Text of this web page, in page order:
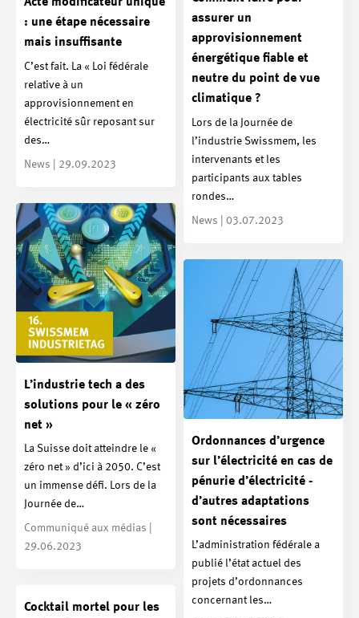
: une étape nécessaire
mais insuffisante
C’est fait. La « Loi fédérale
relative à un
approvisionnement en
électricité sûr reposant sur
des…
News | 29.09.2023
assurer un
approvisionnement
énergétique fiable et
neutre du point de vue
climatique ?
Lors de la Journée de
l’industrie Swissmem, les
intervenants et les
participants aux tables
rondes…
News | 03.07.2023
L’industrie tech a des
solutions pour le « zéro
net »
La Suisse doit atteindre le «
zéro net » d’ici à 2050. C’est
un immense défi. Lors de la
Journée de…
Communiqué aux médias |
29.06.2023
Ordonnances d’urgence
sur l’électricité en cas de
pénurie d’électricité -
d’autres adaptations
sont nécessaires
L’administration fédérale a
publié l’état actuel des
projets d’ordonnances
concernant les…
Cocktail mortel pour les